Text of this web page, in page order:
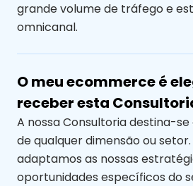
grande volume de tráfego e
omnicanal.
O meu ecommerce é
receber esta
A nossa Consultoria destina-se
de qualquer dimensão ou setor.
adaptamos as nossas
oportunidades específicos do